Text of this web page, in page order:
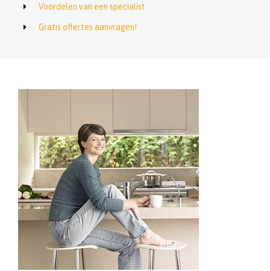
Voordelen van een specialist
Gratis offertes aanvragen!